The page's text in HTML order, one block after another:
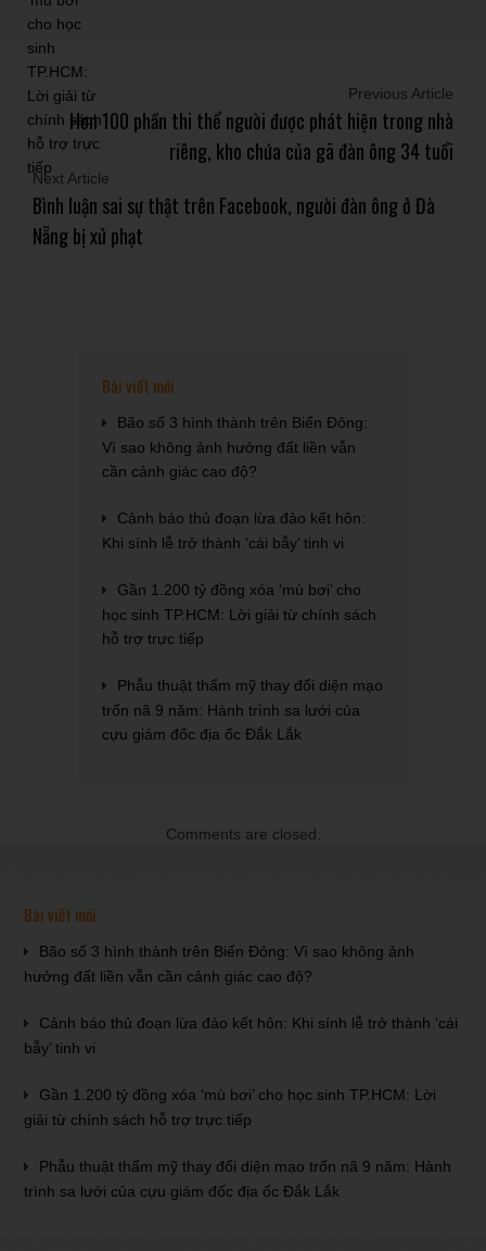
Previous Article
Hơn 100 phần thi thể người được phát hiện trong nhà
riêng, kho chứa của gã đàn ông 34 tuổi
Next Article
Bình luận sai sự thật trên Facebook, người đàn ông ở Đà
Nẵng bị xử phạt
Bài viết mới
Bão số 3 hình thành trên Biển Đông:
Vì sao không ảnh hưởng đất liền vẫn
cần cảnh giác cao độ?
Cảnh báo thủ đoạn lừa đảo kết hôn:
Khi sính lễ trở thành ‘cái bẫy’ tinh vi
Gần 1.200 tỷ đồng xóa ‘mù bơi’ cho
học sinh TP.HCM: Lời giải từ chính sách
hỗ trợ trực tiếp
Phẫu thuật thẩm mỹ thay đổi diện mạo
trốn nã 9 năm: Hành trình sa lưới của
cựu giám đốc địa ốc Đắk Lắk
Comments are closed.
Bài viết mới
Bão số 3 hình thành trên Biển Đông: Vì sao không ảnh
hưởng đất liền vẫn cần cảnh giác cao độ?
Cảnh báo thủ đoạn lừa đảo kết hôn: Khi sính lễ trở thành ‘cái
bẫy’ tinh vi
Gần 1.200 tỷ đồng xóa ‘mù bơi’ cho học sinh TP.HCM: Lời
giải từ chính sách hỗ trợ trực tiếp
Phẫu thuật thẩm mỹ thay đổi diện mạo trốn nã 9 năm: Hành
trình sa lưới của cựu giám đốc địa ốc Đắk Lắk